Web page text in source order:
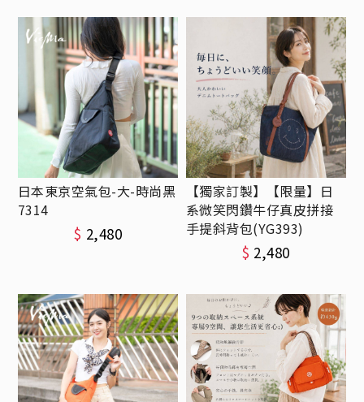
日本東京空氣包-大-時尚黑
7314
$ 2,480
【獨家訂製】【限量】日
系微笑閃鑽牛仔真皮拼接
手提斜背包(YG393)
$ 2,480